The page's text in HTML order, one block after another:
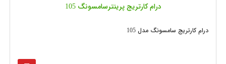
درام کارتریج پرینترسامسونگ 105
درام کارتریج سامسونگ مدل 105